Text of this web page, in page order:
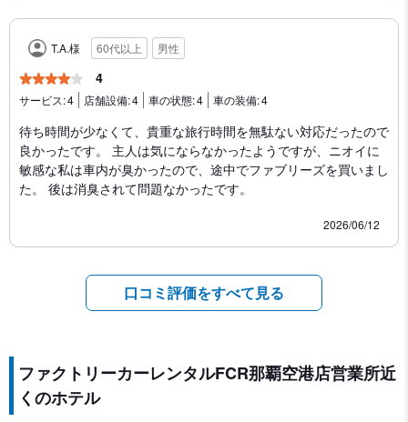
T.A.様 60代以上 男性
4
サービス:4 店舗設備:4 車の状態:4 車の装備:4
待ち時間が少なくて、貴重な旅行時間を無駄ない対応だったので
良かったです。 主人は気にならなかったようですが、ニオイに
敏感な私は車内が臭かったので、途中でファブリーズを買いまし
た。 後は消臭されて問題なかったです。
2026/06/12
口コミ評価をすべて見る
ファクトリーカーレンタルFCR那覇空港店営業所近
くのホテル